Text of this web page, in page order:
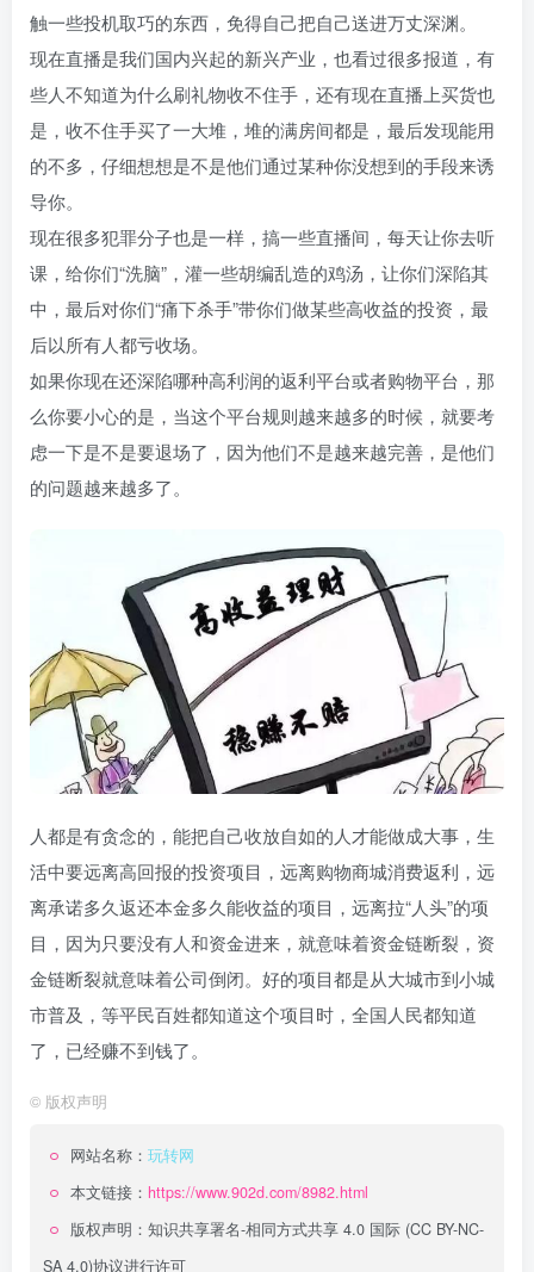
触一些投机取巧的东西，免得自己把自己送进万丈深渊。
现在直播是我们国内兴起的新兴产业，也看过很多报道，有
些人不知道为什么刷礼物收不住手，还有现在直播上买货也
是，收不住手买了一大堆，堆的满房间都是，最后发现能用
的不多，仔细想想是不是他们通过某种你没想到的手段来诱
导你。
现在很多犯罪分子也是一样，搞一些直播间，每天让你去听
课，给你们“洗脑”，灌一些胡编乱造的鸡汤，让你们深陷其
中，最后对你们“痛下杀手”带你们做某些高收益的投资，最
后以所有人都亏收场。
如果你现在还深陷哪种高利润的返利平台或者购物平台，那
么你要小心的是，当这个平台规则越来越多的时候，就要考
虑一下是不是要退场了，因为他们不是越来越完善，是他们
的问题越来越多了。
人都是有贪念的，能把自己收放自如的人才能做成大事，生
活中要远离高回报的投资项目，远离购物商城消费返利，远
离承诺多久返还本金多久能收益的项目，远离拉“人头”的项
目，因为只要没有人和资金进来，就意味着资金链断裂，资
金链断裂就意味着公司倒闭。好的项目都是从大城市到小城
市普及，等平民百姓都知道这个项目时，全国人民都知道
了，已经赚不到钱了。
© 版权声明
网站名称： 玩转网
本文链接： https://www.902d.com/8982.html
版权声明： 知识共享署名-相同方式共享 4.0 国际 (CC BY-NC-
SA 4.0)协议进行许可